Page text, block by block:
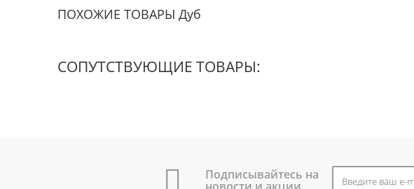
ПОХОЖИЕ ТОВАРЫ Дуб
СОПУТСТВУЮЩИЕ ТОВАРЫ:
Подписывайтесь на